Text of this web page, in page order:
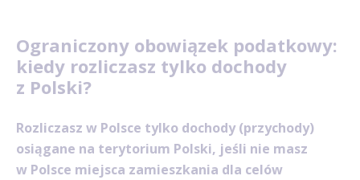
Ograniczony obowiązek podatkowy:
kiedy rozliczasz tylko dochody
z Polski?
Rozliczasz w Polsce tylko dochody (przychody)
osiągane na terytorium Polski, jeśli nie masz
w Polsce miejsca zamieszkania dla celów